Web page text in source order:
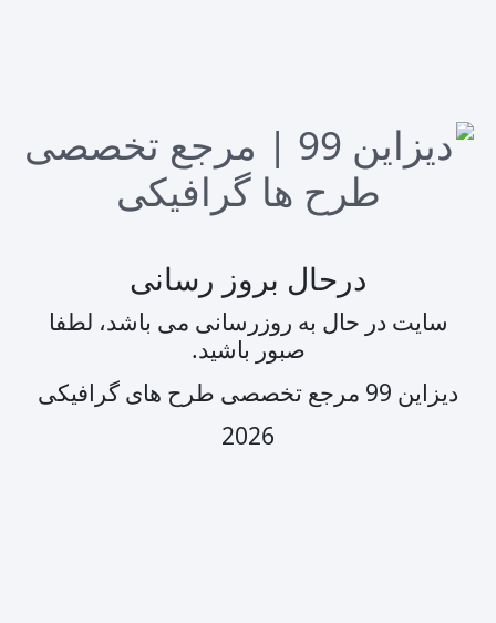
درحال بروز رسانی
سایت در حال به روزرسانی می باشد، لطفا
صبور باشید.
دیزاین 99 مرجع تخصصی طرح های گرافیکی
2026